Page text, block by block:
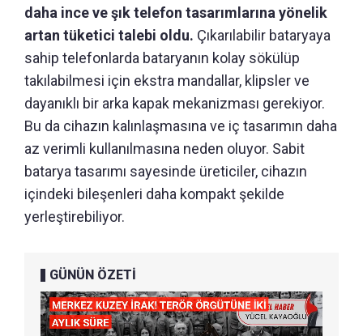
daha ince ve şık telefon tasarımlarına yönelik
artan tüketici talebi oldu. Çıkarılabilir bataryaya
sahip telefonlarda bataryanın kolay sökülüp
takılabilmesi için ekstra mandallar, klipsler ve
dayanıklı bir arka kapak mekanizması gerekiyor.
Bu da cihazın kalınlaşmasına ve iç tasarımın daha
az verimli kullanılmasına neden oluyor. Sabit
batarya tasarımı sayesinde üreticiler, cihazın
içindeki bileşenleri daha kompakt şekilde
yerleştirebiliyor.
GÜNÜN ÖZETİ